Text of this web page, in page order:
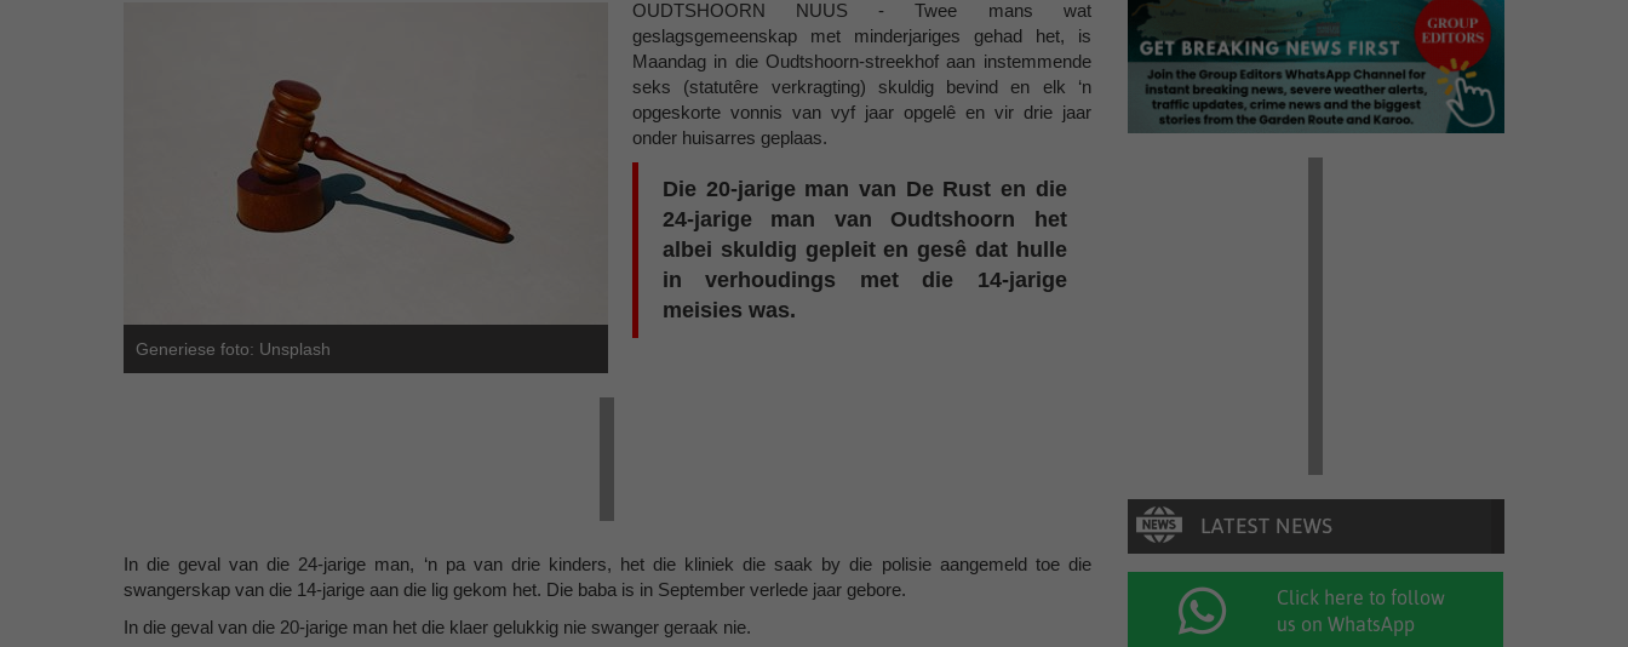
Generiese foto: Unsplash
OUDTSHOORN NUUS - Twee mans wat
geslagsgemeenskap met minderjariges gehad het, is
Maandag in die Oudtshoorn-streekhof aan instemmende
seks (statutêre verkragting) skuldig bevind en elk ‘n
opgeskorte vonnis van vyf jaar opgelê en vir drie jaar
onder huisarres geplaas.
Die 20-jarige man van De Rust en die
24-jarige man van Oudtshoorn het
albei skuldig gepleit en gesê dat hulle
in verhoudings met die 14-jarige
meisies was.
In die geval van die 24-jarige man, ‘n pa van drie kinders, het die kliniek die saak by die polisie aangemeld toe die
swangerskap van die 14-jarige aan die lig gekom het. Die baba is in September verlede jaar gebore.
In die geval van die 20-jarige man het die klaer gelukkig nie swanger geraak nie.
Click here to follow
us on WhatsApp